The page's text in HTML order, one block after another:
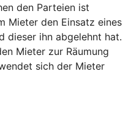
den Parteien ist
Mieter den Einsatz eines
dieser ihn abgelehnt hat.
Mieter zur Räumung
sich der Mieter